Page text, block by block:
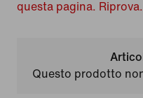
questa pagina. Riprova.
Questo prodotto